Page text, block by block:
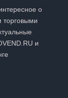
о
торговыми
и